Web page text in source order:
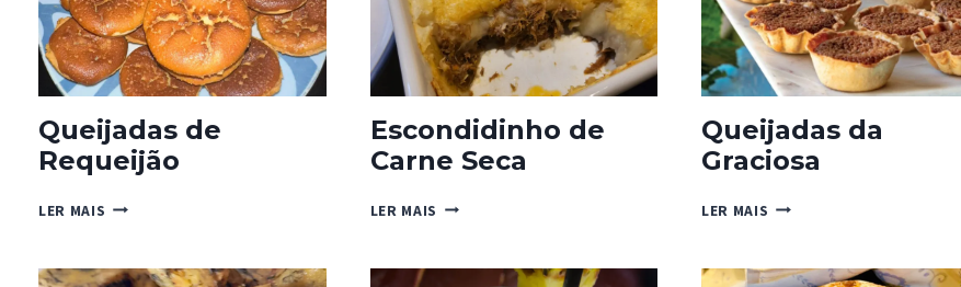
Queijadas de
Requeijão
LER MAIS QUEIJADAS
Escondidinho de
Carne Seca
LER MAIS ESCONDIDINHO
SECA
Queijadas da
Graciosa
LER MAIS QUEIJADAS